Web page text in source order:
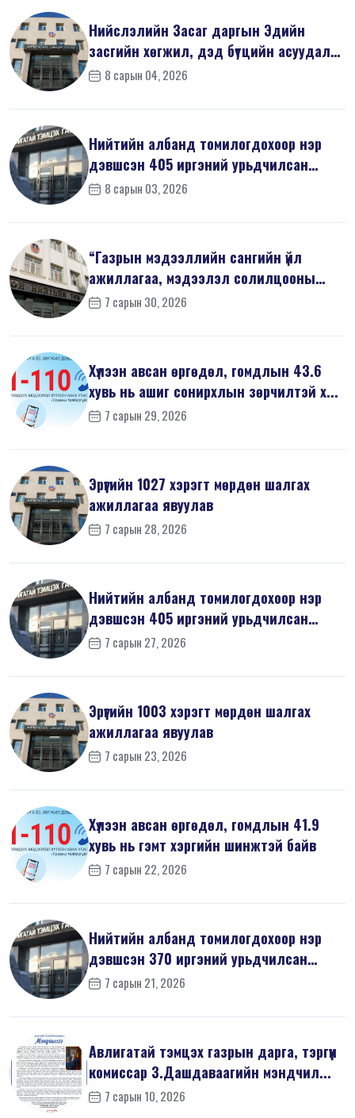
Нийслэлийн Засаг даргын Эдийн
засгийн хөгжил, дэд бүтцийн асуудал
хари...
8 сарын 04, 2026
Нийтийн албанд томилогдохоор нэр
дэвшсэн 405 иргэний урьдчилсан
мэдүүл...
8 сарын 03, 2026
“Газрын мэдээллийн сангийн үйл
ажиллагаа, мэдээлэл солилцооны
журам”-...
7 сарын 30, 2026
Хүлээн авсан өргөдөл, гомдлын 43.6
хувь нь ашиг сонирхлын зөрчилтэй х...
7 сарын 29, 2026
Эрүүгийн 1027 хэрэгт мөрдөн шалгах
ажиллагаа явуулав
7 сарын 28, 2026
Нийтийн албанд томилогдохоор нэр
дэвшсэн 405 иргэний урьдчилсан
мэдүүл...
7 сарын 27, 2026
Эрүүгийн 1003 хэрэгт мөрдөн шалгах
ажиллагаа явуулав
7 сарын 23, 2026
Хүлээн авсан өргөдөл, гомдлын 41.9
хувь нь гэмт хэргийн шинжтэй байв
7 сарын 22, 2026
Нийтийн албанд томилогдохоор нэр
дэвшсэн 370 иргэний урьдчилсан
мэдүүл...
7 сарын 21, 2026
Авлигатай тэмцэх газрын дарга, тэргүүн
комиссар З.Дашдаваагийн мэндчил...
7 сарын 10, 2026